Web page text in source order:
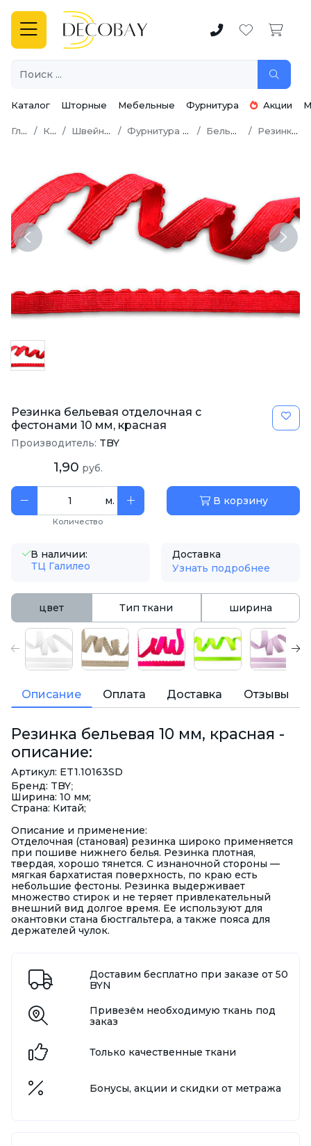
Каталог Шторные Мебельные Фурнитура Акции
Главная Каталог Швейная фурнитура Фурнитура для нижнего белья Бельевая резинка Резинка отделочная
Previous Next
Резинка бельевая отделочная с
фестонами 10 мм, красная
Производитель: TBY
1,90 руб.
м.
Количество
В корзину
В наличии:
ТЦ Галилео
Доставка
Узнать подробнее
цвет Тип ткани ширина
Описание Оплата Доставка Отзывы
Резинка бельевая 10 мм, красная -
описание:
Артикул: ET1.10163SD
Бренд: TBY;
Ширина: 10 мм;
Страна: Китай;
Описание и применение:
Отделочная (становая) резинка широко применяется
при пошиве нижнего белья. Резинка плотная,
твердая, хорошо тянется. С изнаночной стороны —
мягкая бархатистая поверхность, по краю есть
небольшие фестоны. Резинка выдерживает
множество стирок и не теряет привлекательный
внешний вид долгое время. Ее используют для
окантовки стана бюстгальтера, а также пояса для
держателей чулок.
Доставим бесплатно при заказе от 50
BYN
Привезём необходимую ткань под
заказ
Только качественные ткани
Бонусы, акции и скидки от метража